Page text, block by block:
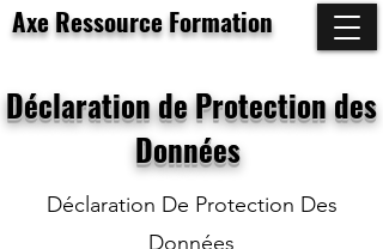
Axe Ressource Formation
Déclaration de Protection des
Données
Déclaration De Protection Des
Données